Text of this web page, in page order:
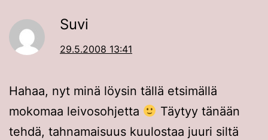
Suvi
29.5.2008 13:41
Hahaa, nyt minä löysin tällä etsimällä
mokomaa leivosohjetta
Täytyy tänään
tehdä, tahnamaisuus kuulostaa juuri siltä